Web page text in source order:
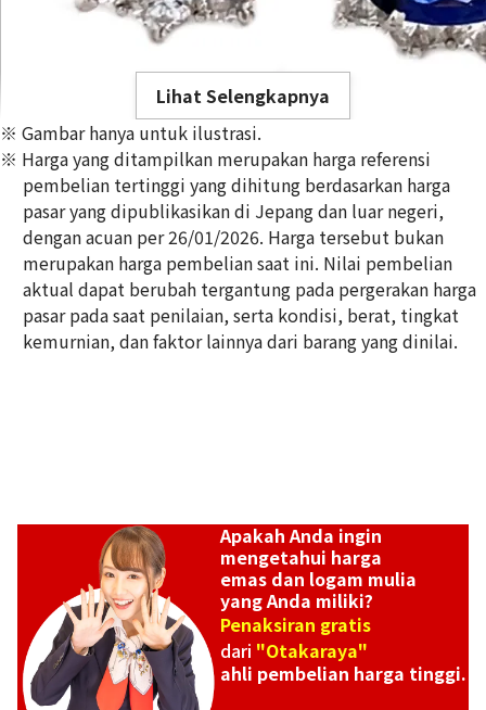
Platinum (Pt900) earrings
Referensi Harga Buyback
ASK
Lihat Selengkapnya
※ Gambar hanya untuk ilustrasi.
※ Harga yang ditampilkan merupakan harga referensi
pembelian tertinggi yang dihitung berdasarkan harga
pasar yang dipublikasikan di Jepang dan luar negeri,
dengan acuan per 26/01/2026. Harga tersebut bukan
merupakan harga pembelian saat ini. Nilai pembelian
aktual dapat berubah tergantung pada pergerakan harga
pasar pada saat penilaian, serta kondisi, berat, tingkat
kemurnian, dan faktor lainnya dari barang yang dinilai.
Apakah Anda ingin
mengetahui harga
emas dan logam mulia
yang Anda miliki?
Penaksiran gratis
dari "Otakaraya"
ahli pembelian harga tinggi.